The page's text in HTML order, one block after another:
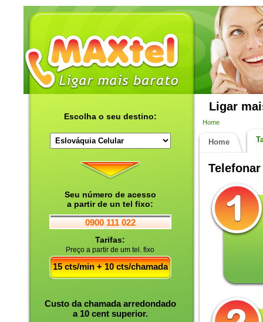
Escolha o seu destino:
Seu número de acesso
a partir de un tel fixo:
0900 111 022
Tarifas:
Preço a partir de um tel. fixo
15 cts/min + 10 cts/chamada
Custo da chamada arredondado
a 10 cent superior.
Ligar
Home
Home